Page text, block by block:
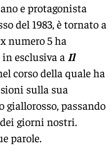
e protagonista
del 1983, è tornato a
numero 5 ha
esclusiva a Il
corso della quale ha
sulla sua
giallorosso, passando
giorni nostri.
parole.